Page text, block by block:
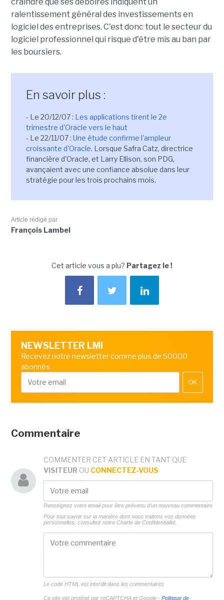
ralentissement général des investissements en
logiciel des entreprises. C'est donc tout le secteur du
logiciel professionnel qui risque d'être mis au ban par
les boursiers.
En savoir plus :
- Le 20/12/07 : Les applications tirent le 2e
trimestre d'Oracle vers le haut
- Le 22/11/07 : Une étude confirme l'ampleur
croissante d'Oracle. Lorsque Safra Catz, directrice
financière d'Oracle, et Larry Ellison, son PDG,
avançaient avec une confiance absolue dans leur
stratégie pour les trois prochains mois.
Article rédigé par
François Lambel
Cet article vous a plu? Partagez le !
NEWSLETTER LMI
Recevez notre newsletter comme plus de 50000
abonnés
OK
Commentaire
COMMENTER CET ARTICLE EN TANT QUE
VISITEUR OU CONNECTEZ-VOUS
Renseignez votre email pour être prévenu d'un nouveau commentaire
Pour tout savoir sur la manière dont nous traitons vos données
personnelles, consultez notre Charte de Confidentialité.
Le code HTML est interdit dans les commentaires
Ce site est protégé par reCAPTCHA et Google - Politique de